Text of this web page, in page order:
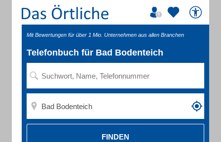
Mit Bewertungen für über 1 Mio. Unternehmen aus allen Branchen
Telefonbuch für Bad Bodenteich
FINDEN